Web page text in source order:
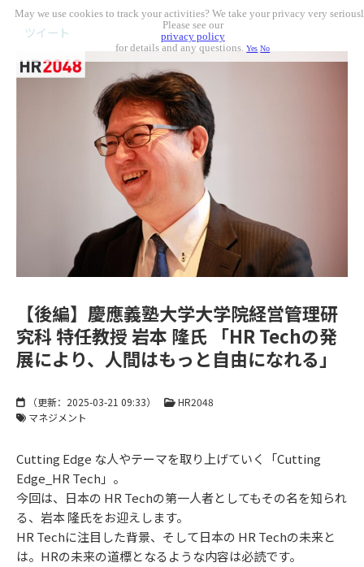
ツイート
【後編】慶應義塾大学大学院経営管理研
究科 特任教授 岩本 隆氏 「HR Techの発
展により、人間はもっと自由になれる」
（更新： 2025-03-21 09:33）
HR2048
マネジメント
Cutting Edge な人やテーマを取り上げていく「Cutting
Edge_HR Tech」。
今回は、日本の HR Techの第一人者としてもその名を知られ
る、岩本 隆氏をお迎えします。
HR Techに注目した背景、そして日本の HR Techの未来と
は。HRの未来の道標となるような内容は必読です。
May we use cookies to track your activities? We take your privacy very
Please see our
privacy policy
for details and any questions.Yes No